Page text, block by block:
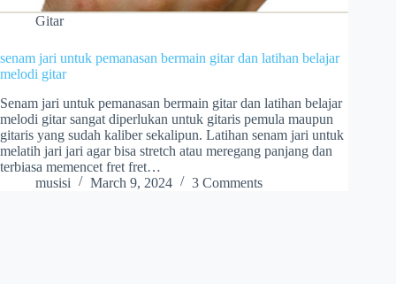
Gitar
senam jari untuk pemanasan bermain gitar dan latihan belajar
melodi gitar
Senam jari untuk pemanasan bermain gitar dan latihan belajar
melodi gitar sangat diperlukan untuk gitaris pemula maupun
gitaris yang sudah kaliber sekalipun. Latihan senam jari untuk
melatih jari jari agar bisa stretch atau meregang panjang dan
terbiasa memencet fret fret…
musisi
March 9, 2024 3 Comments